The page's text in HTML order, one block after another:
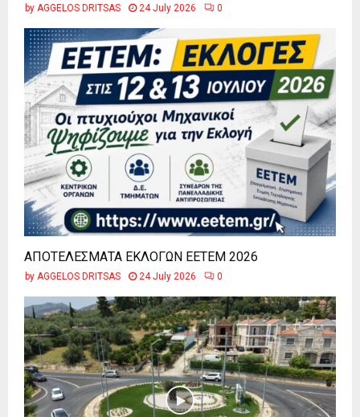
by AGGELOS DRITSAS 24 July 2026 0
ΑΠΟΤΕΛΕΣΜΑΤΑ ΕΚΛΟΓΩΝ ΕΕΤΕΜ 2026
by AGGELOS DRITSAS 24 July 2026 0